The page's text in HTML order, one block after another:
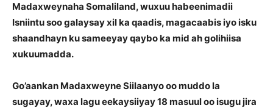
Madaxweynaha Somaliland, wuxuu habeenimadii
Isniintu soo galaysay xil ka qaadis, magacaabis iyo isku
shaandhayn ku sameeyay qaybo ka mid ah golihiisa
xukuumadda.
Go’aankan Madaxweyne Siilaanyo oo muddo la
sugayay, waxa lagu eekaysiiyay 18 masuul oo isugu jira